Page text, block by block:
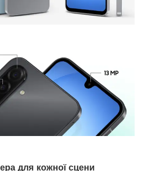
для кожної сцени